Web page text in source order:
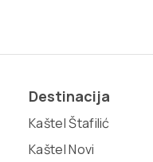
Destinacija
Kaštel Štafilić
Kaštel Novi